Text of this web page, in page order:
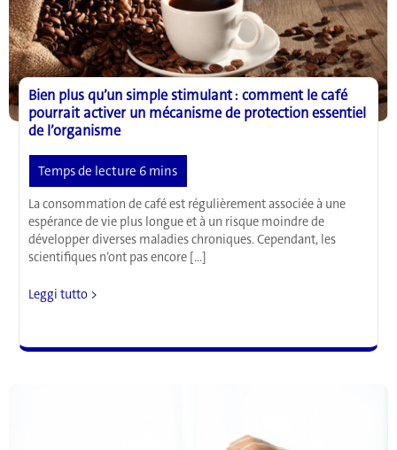
Bien plus qu’un simple stimulant : comment le café
pourrait activer un mécanisme de protection essentiel
de l’organisme
La consommation de café est régulièrement associée à une
espérance de vie plus longue et à un risque moindre de
développer diverses maladies chroniques. Cependant, les
scientifiques n’ont pas encore […]
Bien
simple
Leggi tutto >